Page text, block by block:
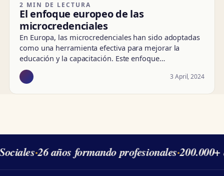
2 MIN DE LECTURA
El enfoque europeo de las
microcredenciales
En Europa, las microcredenciales han sido adoptadas
como una herramienta efectiva para mejorar la
educación y la capacitación. Este enfoque…
3 April, 2024
·26 años formando profesionales·200.000+